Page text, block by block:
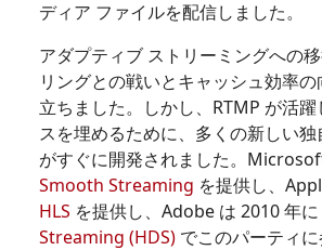
ディア ファイルを配信しました。
アダプティブ ストリーミングへの
リングとの戦いとキャッシュ効率
立ちました。しかし、RTMP が活
スを埋めるために、多くの新しい
がすぐに開発されました。
Smooth Streaming を提供し、
HLS を提供し、Adobe は 2010 年に
Streaming (HDS) でこのパーティに